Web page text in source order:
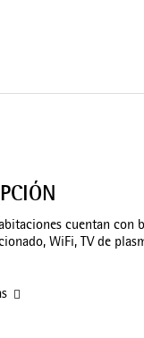
cuentan con
WiFi, TV de